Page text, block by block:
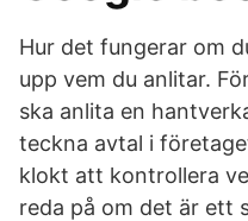
Hur det fungerar om
upp vem du anlitar.
ska anlita en
teckna avtal i
klokt att kontrollera
reda på om det är ett